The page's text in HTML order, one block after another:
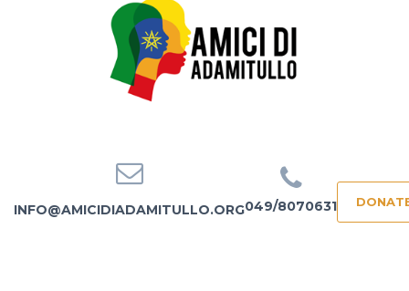
INFO@AMICIDIADAMITULLO.ORG049/8070631